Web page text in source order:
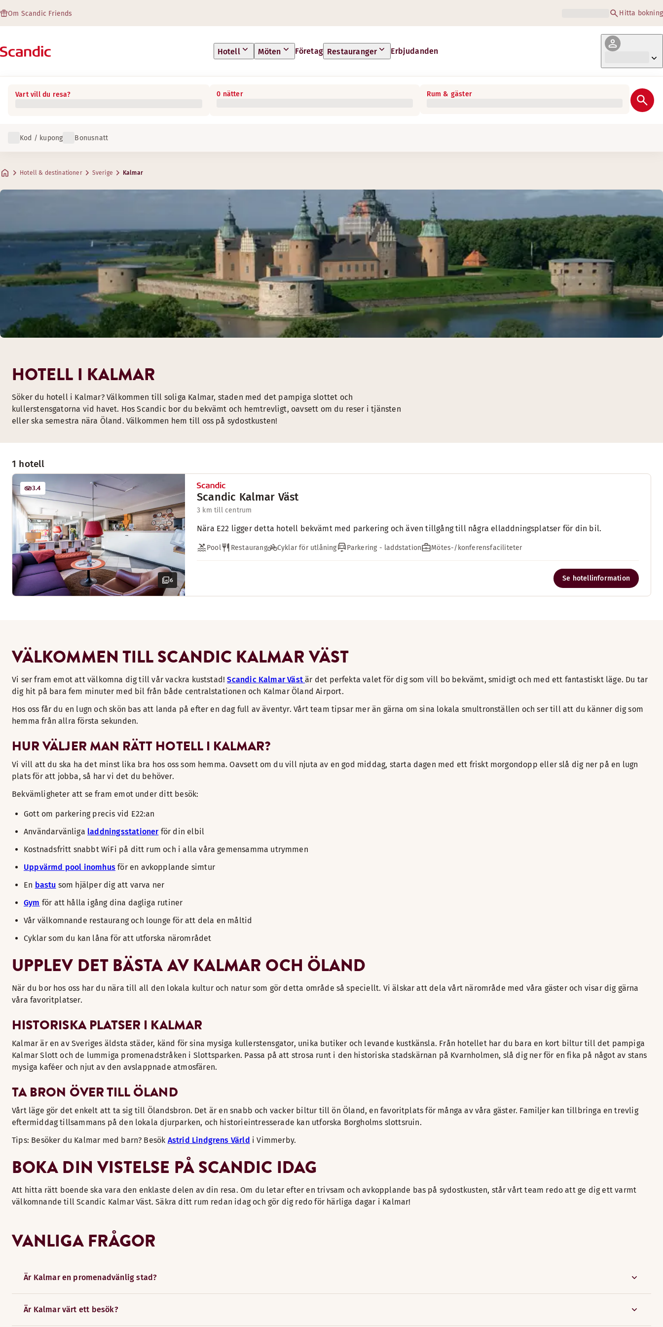
Om Scandic Friends Hitta bokning
Hotell Möten Företag Restauranger Erbjudanden
Vart vill du resa? 0 nätter Rum & gäster
Kod / kupong Bonusnatt
Hotell & destinationer Sverige Kalmar
1 hotell
6
3.4
Scandic Kalmar Väst
3 km till centrum
Nära E22 ligger detta hotell bekvämt med parkering och även tillgång till några elladdningsplatser för din bil.
Pool Restaurang Cyklar för utlåning Parkering - laddstation Mötes-/konferensfaciliteter
Se hotellinformation
VÄLKOMMEN TILL SCANDIC KALMAR VÄST
Vi ser fram emot att välkomna dig till vår vackra kuststad!Scandic Kalmar Västär det perfekta valet för dig som vill bo bekvämt, smidigt och med ett fantastiskt läge. Du tar
dig hit på bara fem minuter med bil från både centralstationen och Kalmar Öland Airport.
Hos oss får du en lugn och skön bas att landa på efter en dag full av äventyr. Vårt team tipsar mer än gärna om sina lokala smultronställen och ser till att du känner dig som
hemma från allra första sekunden.
HUR VÄLJER MAN RÄTT HOTELL I KALMAR?
Vi vill att du ska ha det minst lika bra hos oss som hemma. Oavsett om du vill njuta av en god middag, starta dagen med ett friskt morgondopp eller slå dig ner på en lugn
plats för att jobba, så har vi det du behöver.
Bekvämligheter att se fram emot under ditt besök:
Gott om parkering precis vid E22:an
Användarvänliga laddningsstationerför din elbil
Kostnadsfritt snabbt WiFi på ditt rum och i alla våra gemensamma utrymmen
Uppvärmd pool inomhus för en avkopplande simtur
En bastu som hjälper dig att varva ner
Gym för att hålla igång dina dagliga rutiner
Vår välkomnande restaurang och lounge för att dela en måltid
Cyklar som du kan låna för att utforska närområdet
UPPLEV DET BÄSTA AV KALMAR OCH ÖLAND
När du bor hos oss har du nära till all den lokala kultur och natur som gör detta område så speciellt. Vi älskar att dela vårt närområde med våra gäster och visar dig gärna
våra favoritplatser.
HISTORISKA PLATSER I KALMAR
Kalmar är en av Sveriges äldsta städer, känd för sina mysiga kullerstensgator, unika butiker och levande kustkänsla. Från hotellet har du bara en kort biltur till det pampiga
Kalmar Slott och de lummiga promenadstråken i Slottsparken. Passa på att strosa runt i den historiska stadskärnan på Kvarnholmen, slå dig ner för en fika på något av stans
mysiga kaféer och njut av den avslappnade atmosfären.
TA BRON ÖVER TILL ÖLAND
Vårt läge gör det enkelt att ta sig till Ölandsbron. Det är en snabb och vacker biltur till ön Öland, en favoritplats för många av våra gäster. Familjer kan tillbringa en trevlig
eftermiddag tillsammans på den lokala djurparken, och historieintresserade kan utforska Borgholms slottsruin.
Tips: Besöker du Kalmar med barn? Besök Astrid Lindgrens Värld i Vimmerby.
BOKA DIN VISTELSE PÅ SCANDIC IDAG
Att hitta rätt boende ska vara den enklaste delen av din resa. Om du letar efter en trivsam och avkopplande bas på sydostkusten, står vårt team redo att ge dig ett varmt
välkomnande till Scandic Kalmar Väst. Säkra ditt rum redan idag och gör dig redo för härliga dagar i Kalmar!
VANLIGA FRÅGOR
Är Kalmar en promenadvänlig stad?
Är Kalmar värt ett besök?
HOTELL I KALMAR
Söker du hotell i Kalmar? Välkommen till soliga Kalmar, staden med det pampiga slottet och
kullerstensgatorna vid havet. Hos Scandic bor du bekvämt och hemtrevligt, oavsett om du reser i tjänsten
eller ska semestra nära Öland. Välkommen hem till oss på sydostkusten!